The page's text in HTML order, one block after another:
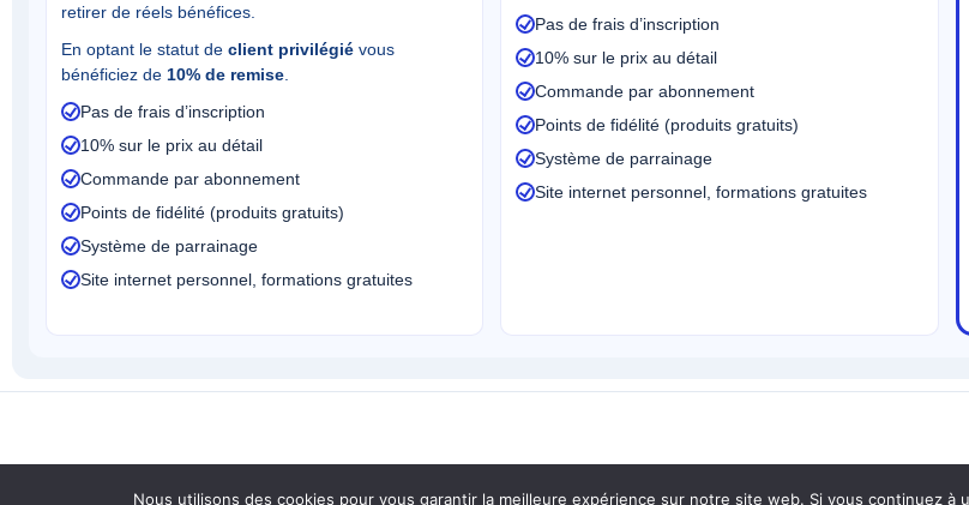
retirer de réels bénéfices.
En optant le statut de client privilégié vous
bénéficiez de 10% de remise
Pas de frais d’inscription
10% sur le prix au détail
Commande par abonnement
Points de fidélité (produits gratuits)
Système de parrainage
Site internet personnel, formations gratuites
Pas de frais d’inscription
10% sur le prix au détail
Commande par abonnement
Points de fidélité (produits gratuits)
Système de parrainage
Site internet personnel, formations gratuites
Copyright © 2026 Nouvelles Technologies |
Nous utilisons des cookies pour vous garantir la meilleure expérience sur notre site web. Si vous continuez